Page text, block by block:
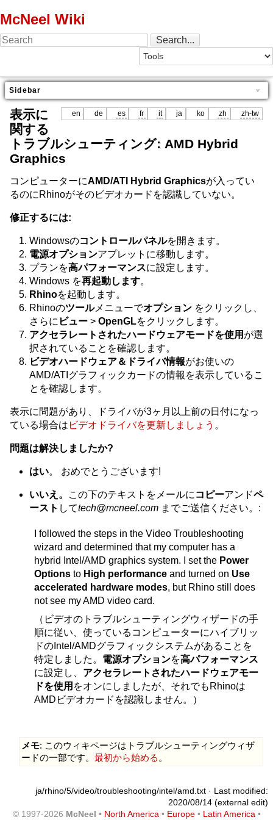
McNeel Wiki
Sidebar
en de es fr it ja ko zh zh-tw
表示に
関する
トラブルシューティング: AMD Hybrid
Graphics
コンピューターにAMD/ATI Hybrid Graphicsが入ってい
るのにRhinoがそのビデオカードを認識していない。
修正するには:
Windowsのコントロールパネルを開きます。
電源オプションアプレットに移動します。
プランを高パフォーマンスに設定します。
Windows を再起動します。
Rhinoを起動します。
Rhinoのツールメニューでオプション をクリックし、
さらに ビュー > OpenGLをクリックします。
アクセラレートされたハードウェアモードを使用 が選
択されていることを確認します。
ビデオハードウェア＆ドライバ情報がお使いの
AMD/ATIグラフィックカードの情報を表示しているこ
とを確認します。
表示に問題があり、ドライバが3ヶ月以上前の日付になっ
ている場合は ビデオドライバを更新しましょう 。
問題は解決しましたか?
はい。 おめでとうございます!
いいえ。 この下のテキストをメールに コピーアンドペ
ースト してtech@mcneel.com までご送信ください。:
I followed the steps in the Video Troubleshooting
wizard and determined that my computer has a
hybrid Intel/AMD graphics system. I set the Power
Options to High performance and turned on Use
accelerated hardware modes, but Rhino still does
not see my AMD video card.
（ビデオのトラブルシューティングウィザードの手
順に従い、使っているコンピューターにハイブリッ
ドのIntel/AMDグラフィックシステムがあることを
特定しました。 電源オプションを高パフォーマンス
に設定し、 アクセラレートされたハードウェアモー
ドを使用 をオンにしましたが、それでもRhinoは
AMDビデオカードを認識しません。）
メモ: このウィキページはトラブルシューティングウィザ
ードの一部です。 最初から始める 。
ja/rhino/5/video/troubleshooting/intel/amd.txt · Last modified:
2020/08/14 (external edit)
© 1997-2026 McNeel • North America • Europe• Latin America •